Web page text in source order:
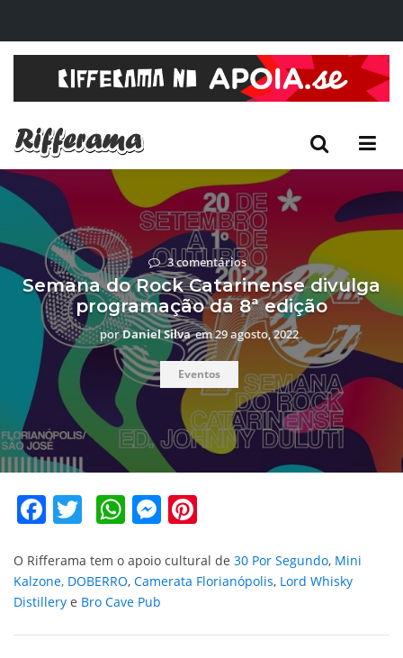
3 comentários
Semana do Rock Catarinense divulga
programação da 8ª edição
porDaniel Silva em29 agosto, 2022
Eventos
Facebook
Twitter
WhatsApp
Messenger
O Rifferama tem o apoio cultural de 30 Por Segundo, Mini
Kalzone, DOBERRO, Camerata Florianópolis, Lord Whisky
Distillery e Bro Cave Pub